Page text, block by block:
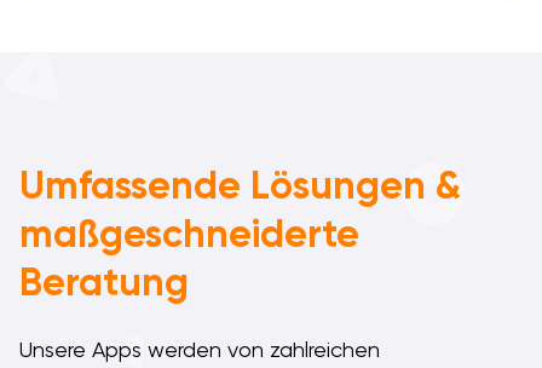
Umfassende Lösungen &
maßgeschneiderte
Beratung
Unsere Apps werden von zahlreichen